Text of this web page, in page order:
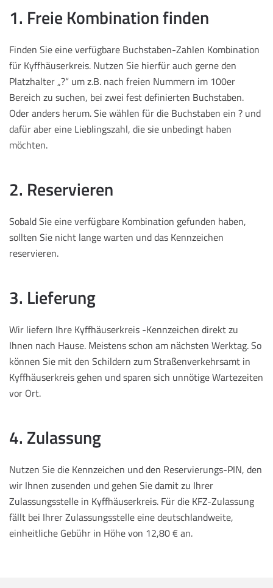
1. Freie Kombination finden
Finden Sie eine verfügbare Buchstaben-Zahlen Kombination
für Kyffhäuserkreis. Nutzen Sie hierfür auch gerne den
Platzhalter „?“ um z.B. nach freien Nummern im 100er
Bereich zu suchen, bei zwei fest definierten Buchstaben.
Oder anders herum. Sie wählen für die Buchstaben ein ? und
dafür aber eine Lieblingszahl, die sie unbedingt haben
möchten.
2. Reservieren
Sobald Sie eine verfügbare Kombination gefunden haben,
sollten Sie nicht lange warten und das Kennzeichen
reservieren.
3. Lieferung
Wir liefern Ihre Kyffhäuserkreis -Kennzeichen direkt zu
Ihnen nach Hause. Meistens schon am nächsten Werktag. So
können Sie mit den Schildern zum Straßenverkehrsamt in
Kyffhäuserkreis gehen und sparen sich unnötige Wartezeiten
vor Ort.
4. Zulassung
Nutzen Sie die Kennzeichen und den Reservierungs-PIN, den
wir Ihnen zusenden und gehen Sie damit zu Ihrer
Zulassungsstelle in Kyffhäuserkreis. Für die KFZ-Zulassung
fällt bei Ihrer Zulassungsstelle eine deutschlandweite,
einheitliche Gebühr in Höhe von 12,80 € an.